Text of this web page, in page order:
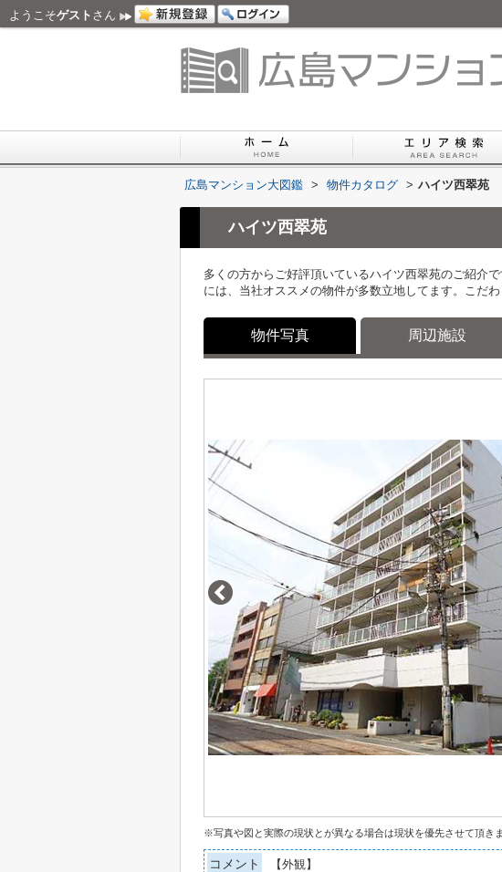
ようこそゲスト さん
広島マンション大図鑑 > 物件カタログ > ハイツ西翠苑
ハイツ西翠苑
多くの方からご好評頂いているハイツ西翠苑のご紹介
には、当社オススメの物件が多数立地してます。こだ
物件写真 周辺施設
※写真や図と実際の現状とが異なる場合は現状を優先させて頂きま
コメント 【外観】